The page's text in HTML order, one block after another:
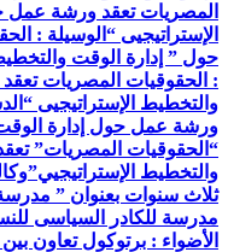
المصريات تعقد ورشة عمل
الإستراتيجيى “ الوسيلة :
حول ” إدارة الوقت
: الحقوقيات المصريات
والتخطيط الإستراتيجيى “
ورشة عمل حول إدارة الوقت
“الحقوقيات المصريات”
والتخطيط الإستراتيجيي”
ثلاث سنوات بعنوان ”
مدرسة للكادر السياسى
الأضواء : برتوكول تعاون